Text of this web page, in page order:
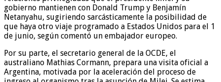
gobierno mantienen con Donald Trump y Benjamín
Netanyahu, sugiriendo sarcásticamente la posibilidad de
que haya otro viaje programado a Estados Unidos para el 1
de junio, según comentó un embajador europeo.
Por su parte, el secretario general de la OCDE, el
australiano Mathias Cormann, prepara una visita oficial a
Argentina, motivada por la aceleración del proceso de